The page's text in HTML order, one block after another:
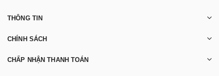
THÔNG TIN
CHÍNH SÁCH
CHẤP NHẬN THANH TOÁN